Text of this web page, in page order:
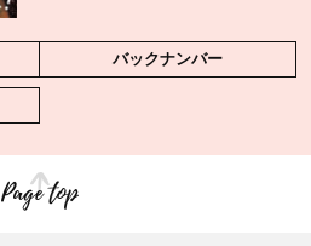
バックナンバー
Page top